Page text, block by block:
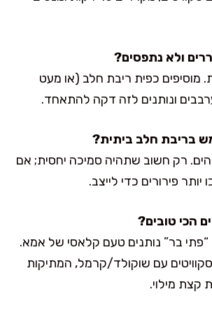
מוסיפים כפית ריבת חלב (או מעט
ונותנים לזה דקה להתאחד.
רק חשוב שתהיה סמיכה יחסית; אם
יותר פירורים כדי לייצב.
“פתי בר” נותנים טעם קלאסי של אמא.
עם שוקולד/קרמל, המתיקות
קצת מילוי.